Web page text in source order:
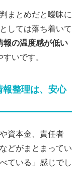
まとめだと曖昧に
しては落ち着いて
報の温度感が低い
いです。
報整理は、安心
資本金、責任者
どがまとまってい
ている」感じでし